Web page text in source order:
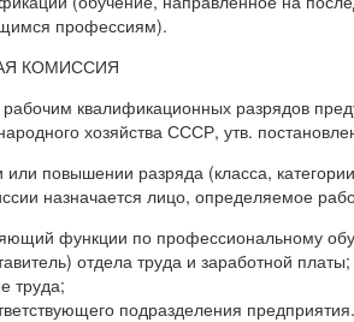
профессиям).
КОМИССИЯ
квалификационных разрядов
хозяйства СССР, утв.
повышении разряда (класса,
назначается лицо, определяемое
функции по профессиональному
отдела труда и заработной платы;
труда;
подразделения предприятия.